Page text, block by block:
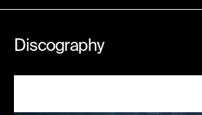
Discography